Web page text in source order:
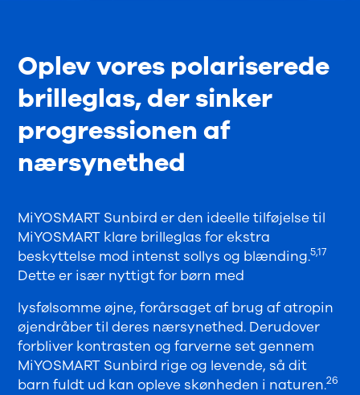
Oplev vores polariserede
brilleglas, der sinker
progressionen af
nærsynethed
MiYOSMART Sunbird er den ideelle tilføjelse til
MiYOSMART klare brilleglas for ekstra
beskyttelse mod intenst sollys og blænding.5,17
Dette er især nyttigt for børn med
lysfølsomme øjne, forårsaget af brug af atropin
øjendråber til deres nærsynethed. Derudover
forbliver kontrasten og farverne set gennem
MiYOSMART Sunbird rige og levende, så dit
barn fuldt ud kan opleve skønheden i naturen.26